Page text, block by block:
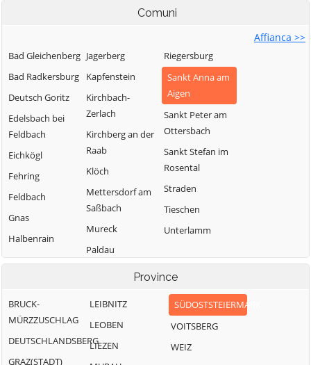
Comuni
Affianca >>
Bad Gleichenberg
Bad Radkersburg
Deutsch Goritz
Edelsbach bei
Feldbach
Eichkögl
Fehring
Feldbach
Gnas
Halbenrain
Jagerberg
Kapfenstein
Kirchbach-
Zerlach
Kirchberg an der
Raab
Klöch
Mettersdorf am
Saßbach
Mureck
Paldau
Pirching am
Riegersburg
Sankt Anna am
Aigen
Sankt Peter am
Ottersbach
Sankt Stefan im
Rosental
Straden
Tieschen
Unterlamm
Province
BRUCK-
MÜRZZUSCHLAG
DEUTSCHLANDSBERG
GRAZ(STADT)
LEIBNITZ
LEOBEN
LIEZEN
SÜDOSTSTEIERMARK
VOITSBERG
WEIZ